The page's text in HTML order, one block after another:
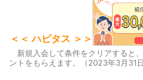
＜＜ ハピタス ＞＞
新規入会して条件をクリアすると
ントをもらえます。（2023年3月31日